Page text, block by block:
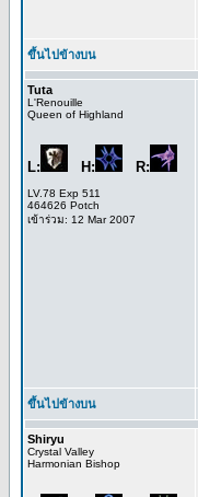
ขึ้นไปข้างบน
Tuta
L'Renouille
Queen of Highland
L: H: R:
LV.78 Exp 511
464626 Potch
เข้าร่วม: 12 Mar 2007
ขึ้นไปข้างบน
Shiryu
Crystal Valley
Harmonian Bishop